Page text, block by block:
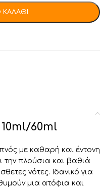
60ml
με καθαρή και έντονη
την πλούσια και βαθιά
νότες. Ιδανικό για
μια ατόφια και